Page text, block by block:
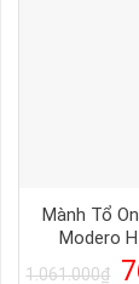
Mành Tổ
Modero
1.061.000₫